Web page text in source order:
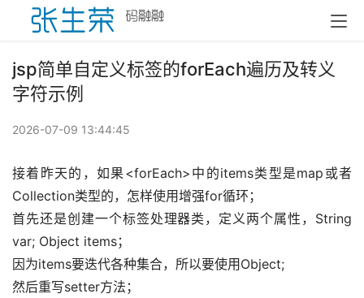
jsp简单自定义标签的forEach遍历及转义
字符示例
2026-07-09 13:44:45
接着昨天的，如果<forEach>中的items类型是map或者
Collection类型的，怎样使用增强for循环；
首先还是创建一个标签处理器类，定义两个属性，String
var; Object items；
因为items要迭代各种集合，所以要使用Object;
然后重写setter方法；